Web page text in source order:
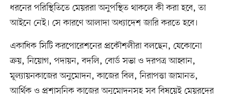
ধরনের পরিস্থিতিতে মেয়ররা অনুপস্থিত থাকলে কী করা হবে, তা
আইনে নেই। সে কারণে আলাদা অধ্যাদেশ জারি করতে হবে।
একাধিক সিটি করপোরেশনের প্রকৌশলীরা বলছেন, যেকোনো
ক্রয়, নিয়োগ, পদায়ন, বদলি, বোর্ড সভা ও দরপত্র আহ্বান,
মূল্যায়নকাজের অনুমোদন, কাজের বিল, নিরাপত্তা জামানত,
আর্থিক ও প্রশাসনিক কাজের অনুমোদনসহ সব বিষয়েই মেয়রদের